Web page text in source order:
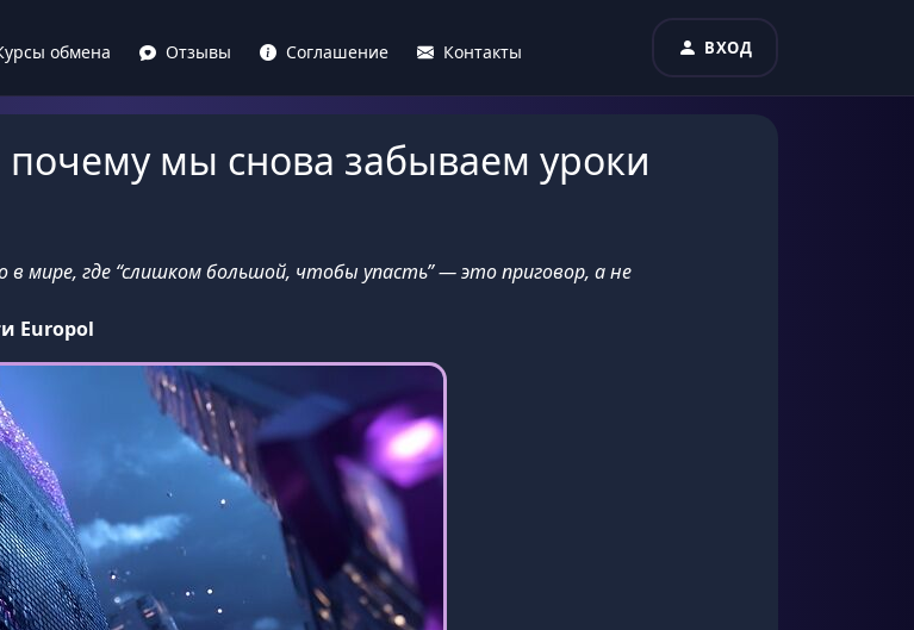
обмена Отзывы Соглашение Контакты ВХОД
мы снова забываем уроки
мире, где “слишком большой, чтобы упасть” — это приговор, а не
Europol